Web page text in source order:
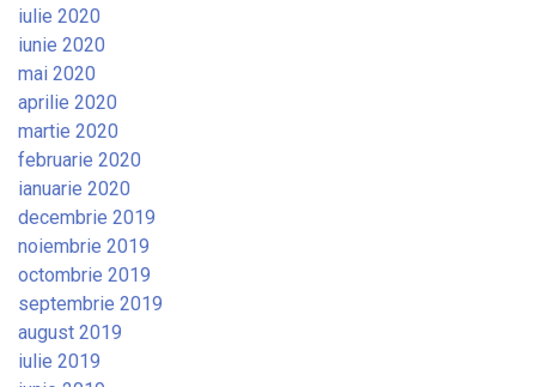
iulie 2020
iunie 2020
mai 2020
aprilie 2020
martie 2020
februarie 2020
ianuarie 2020
decembrie 2019
noiembrie 2019
octombrie 2019
septembrie 2019
august 2019
iulie 2019